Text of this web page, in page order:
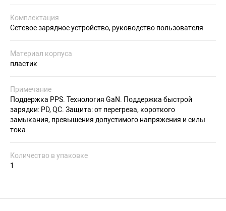
Комплектация
Сетевое зарядное устройство, руководство пользователя
Материал корпуса
пластик
Примечание
Поддержка PPS. Технология GaN. Поддержка быстрой
зарядки: PD, QC. Защита: от перегрева, короткого
замыкания, превышения допустимого напряжения и силы
тока.
Количество в упаковке
1